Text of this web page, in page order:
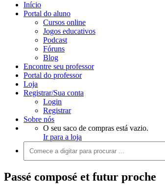
Início
Portal do aluno
Cursos online
Jogos educativos
Podcast
Fóruns
Blog
Encontre seu professor
Portal do professor
Loja
Registrar/Sua conta
Login
Registrar
Sobre nós
O seu saco de compras está vazio.
Ir para a loja
Passé composé et futur proche